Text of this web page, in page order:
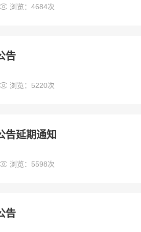
 浏览：4684次
告
 浏览：5220次
告延期通知
 浏览：5598次
告